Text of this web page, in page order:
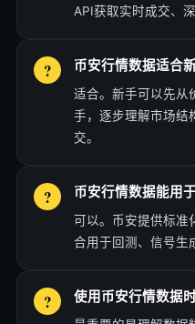
API获取实时成交、
币安行情数据适合
适合。新手可以先从
手，逐步理解市场结
交。
币安行情数据能用
可以。币安提供标准
合用于回测、信号生
使用币安行情数据